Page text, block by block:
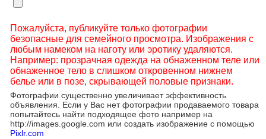
Пожалуйста, публикуйте только фотографии
безопасные для семейного просмотра. Изображения с
любым намеком на наготу или эротику удаляются.
Например: прозрачная одежда на обнаженном теле или
обнаженное тело в слишком откровенном нижнем
белье или в позе, скрывающей половые признаки.
Фотографии существенно увеличивает эффективность
объявления. Если у Вас нет фотографии продаваемого товара
попытайтесь найти подходящее фото например на
http://images.google.com или создать изображение с помощью
Pixlr.com